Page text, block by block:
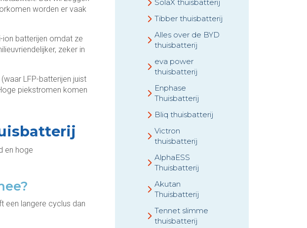
worden er vaak
ion batterijen omdat ze
zeker in
LFP-batterijen juist
piekstromen komen
en hoge
een langere cyclus dan
SolaX thuisbatterij
Tibber thuisbatterij
Alles over de BYD
thuisbatterij
eva power
thuisbatterij
Enphase
Thuisbatterij
Bliq thuisbatterij
Victron
thuisbatterij
AlphaESS
Thuisbatterij
Akutan
Thuisbatterij
Tennet slimme
thuisbatterij